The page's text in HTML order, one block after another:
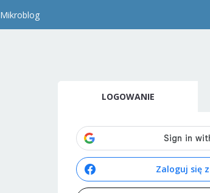
Mikroblog
LOGOWANIE
Zaloguj się